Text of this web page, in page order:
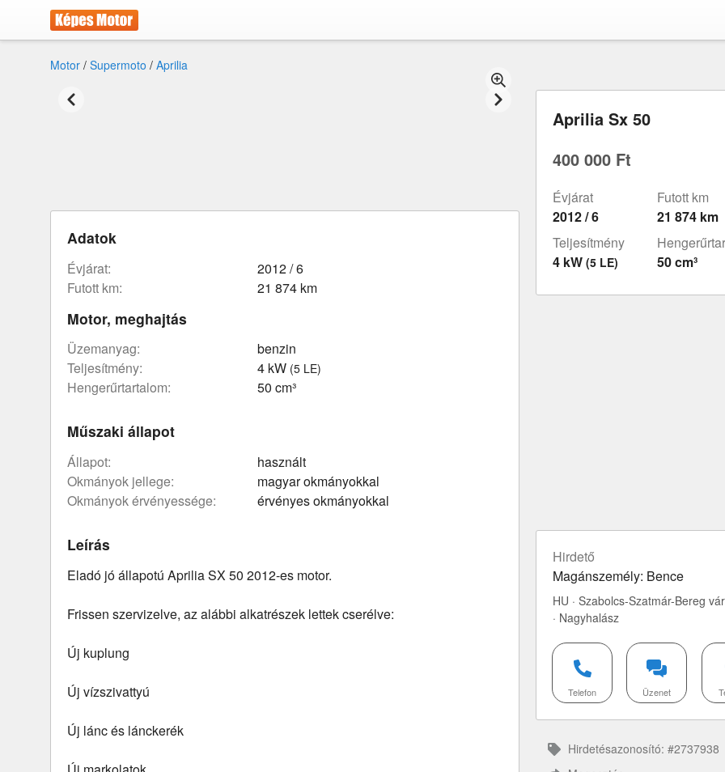
Motor / Supermoto / Aprilia
Aprilia Sx 50
400 000 Ft
Évjárat
2012 / 6
Futott km
21 874 km
Teljesítmény
4 kW (5 LE)
50 cm³
Hirdető
Magánszemély: Bence
HU · Szabolcs-Szatmár-Bereg
· Nagyhalász
Telefon Üzenet
Hirdetésazonosító: #2737938
Adatok
évjárat:
2012 / 6
futott km:
21 874 km
Motor, meghajtás
üzemanyag:
benzin
teljesítmény:
4 kW (5 LE)
hengerűrtartalom: 50 cm³
Műszaki állapot
állapot:
használt
okmányok jellege:
magyar okmányokkal
okmányok érvényessége:
érvényes okmányokkal
Leírás
Eladó jó állapotú Aprilia SX 50 2012-es motor.
Frissen szervizelve, az alábbi alkatrészek lettek cserélve:
Új kuplung
Új vízszivattyú
Új lánc és lánckerék